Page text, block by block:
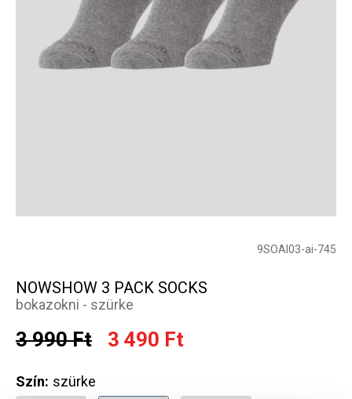
9SOAI03-ai-745
NOWSHOW 3 PACK SOCKS
bokazokni - szürke
3 990 Ft 3 490 Ft
Szín: szürke